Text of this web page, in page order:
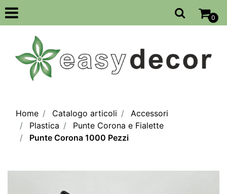
Open
0
Home Catalogo articoli
Accessori
Plastica
Punte Corona e Fialette
Punte Corona 1000 Pezzi